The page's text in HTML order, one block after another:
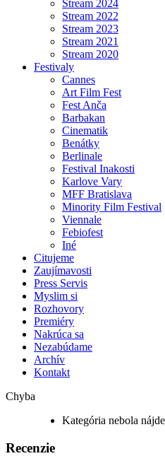
Stream 2024
Stream 2022
Stream 2023
Stream 2021
Stream 2020
Festivaly
Cannes
Art Film Fest
Fest Anča
Barbakan
Cinematik
Benátky
Berlinale
Festival Inakosti
Karlove Vary
MFF Bratislava
Minority Film Festival
Viennale
Febiofest
Iné
Citujeme
Zaujímavosti
Press Servis
Myslim si
Rozhovory
Premiéry
Nakrúca sa
Nezabúdame
Archív
Kontakt
Chyba
Kategória nebola
Recenzie